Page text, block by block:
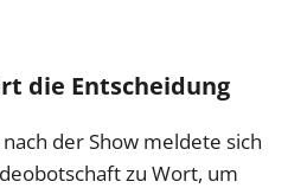
die Entscheidung
der Show meldete sich
zu Wort, um